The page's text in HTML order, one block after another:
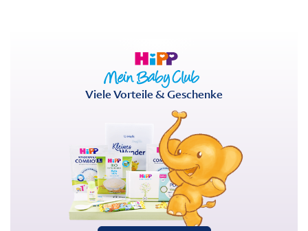
Viele Vorteile & Geschenke